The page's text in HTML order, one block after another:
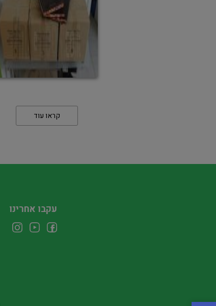
קראו עוד
עקבו אחרינו